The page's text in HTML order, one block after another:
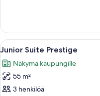
Deluxe
Avaa
kaikki
huonetyypin
Junior
Suite
5
Junior Suite Prestige
Näkymä kaupungille
55 m²
3 henkilöä